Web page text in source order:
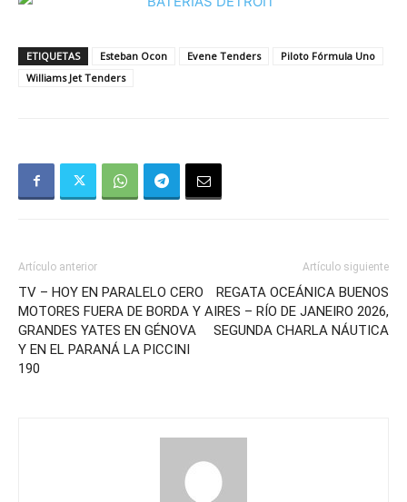
ETIQUETAS Esteban Ocon Evene Tenders
Piloto Fórmula Uno
Williams Jet Tenders
Artículo anterior
TV – HOY EN PARALELO CERO
MOTORES FUERA DE BORDA Y
GRANDES YATES EN GÉNOVA
Y EN EL PARANÁ LA PICCINI
190
Artículo siguiente
REGATA OCEÁNICA BUENOS
AIRES – RÍO DE JANEIRO 2026,
SEGUNDA CHARLA NÁUTICA